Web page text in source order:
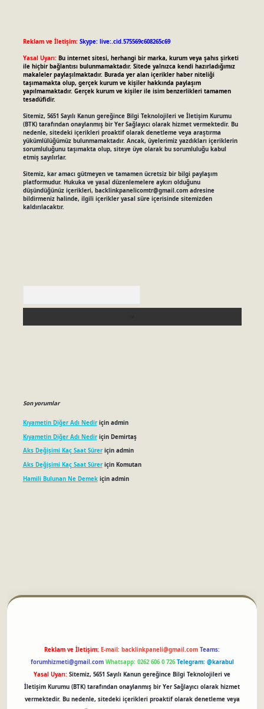
Reklam ve İletişim: Skype: live:.cid.575569c608265c69
Yasal Uyarı: Bu internet sitesi, herhangi bir marka, kurum veya şahıs şirketi
ile hiçbir bağlantısı bulunmamaktadır. Sitede yalnızca kendi hazırladığımız
makaleler paylaşılmaktadır. Burada yer alan içerikler haber niteliği
taşımamakta olup, gerçek kurum ve kişiler hakkında paylaşım
yapılmamaktadır. Gerçek kurum ve kişiler ile isim benzerlikleri tamamen
tesadüfidir.
Sitemiz, 5651 Sayılı Kanun gereğince Bilgi Teknolojileri ve İletişim Kurumu
(BTK) tarafından onaylanmış bir Yer Sağlayıcı olarak hizmet vermektedir. Bu
nedenle, sitedeki içerikleri proaktif olarak denetleme veya araştırma
yükümlülüğümüz bulunmamaktadır. Ancak, üyelerimiz yazdıkları içeriklerin
sorumluluğunu taşımakta olup, siteye üye olarak bu sorumluluğu kabul
etmiş sayılırlar.
Sitemiz, kar amacı gütmeyen ve tamamen ücretsiz bir bilgi paylaşım
platformudur. Hukuka ve yasal düzenlemelere aykırı olduğunu
düşündüğünüz içerikleri, backlinkpanelicomtr@gmail.comadresine
bildirmeniz halinde, ilgili içerikler yasal süre içerisinde sitemizden
kaldırılacaktır.
Son yorumlar
Kıyametin Diğer Adı Nediriçin admin
Kıyametin Diğer Adı Nediriçin Demirtaş
Aks Değişimi Kaç Saat Süreriçin admin
Aks Değişimi Kaç Saat Süreriçin Komutan
Hamili Bulunan Ne Demekiçin admin
Reklam ve İletişim: E-mail: backlinkpaneli@gmail.com Teams:
forumhizmeti@gmail.com Whatsapp: 0262 606 0 726 Telegram: @karabul
Yasal Uyarı: Sitemiz, 5651 Sayılı Kanun gereğince Bilgi Teknolojileri ve
İletişim Kurumu (BTK) tarafından onaylanmış bir Yer Sağlayıcı olarak hizmet
vermektedir. Bu nedenle, sitedeki içerikleri proaktif olarak denetleme veya